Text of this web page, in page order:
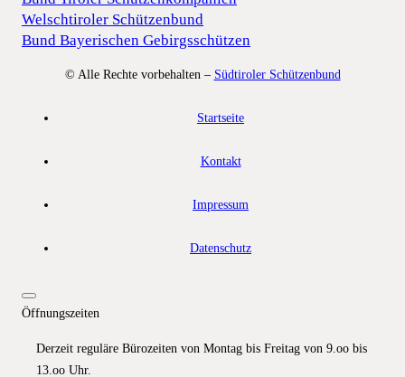
Welschtiroler Schützenbund
Bund Bayerischen Gebirgsschützen
© Alle Rechte vorbehalten – Südtiroler Schützenbund
Startseite
Kontakt
Impressum
Datenschutz
Öffnungszeiten
Derzeit reguläre Bürozeiten von Montag bis Freitag von 9.oo bis
13.oo Uhr.